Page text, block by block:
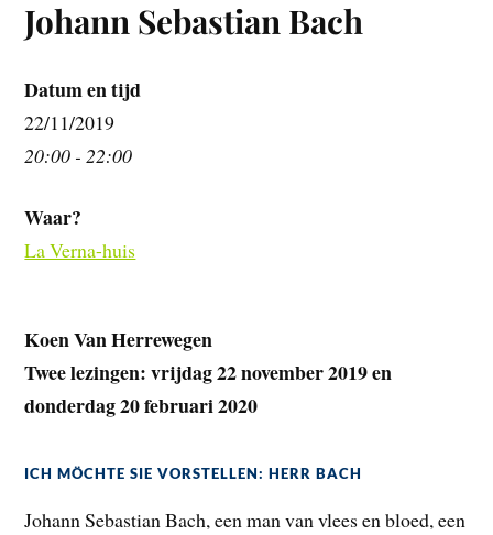
Johann Sebastian Bach
Datum en tijd
22/11/2019
20:00 - 22:00
Waar?
La Verna-huis
Koen Van Herrewegen
Twee lezingen: vrijdag 22 november 2019 en
donderdag 20 februari 2020
ICH MÖCHTE SIE VORSTELLEN: HERR BACH
Johann Sebastian Bach, een man van vlees en bloed, een